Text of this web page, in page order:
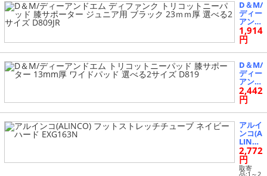
ズ 10
mm厚
選べる
3サイ
ズ D81
1
ットニ
ーパッ
ド 膝
サポー
ター
ブラッ
ク×パ
ープル
10mm
厚 選
べる3
サイズ
D812
D＆M/
ディー
アンド
エム
ディフ
ァンク
トリコ
ットニ
ーパッ
ド 膝
サポー
ター
ジュニ
ア用
ブラッ
ク 23
ｍｍ厚
選べる
2サイ
ズ D80
9JR
1,914
円
D＆M/
ディー
アンド
エム
トリコ
ットニ
ーパッ
ド 膝
サポー
ター 1
3mm
厚 ワ
イドパ
ッド
2,442
円
アルイ
ンコ(A
LINC
O) フ
ットス
トレッ
2,772
円
取寄